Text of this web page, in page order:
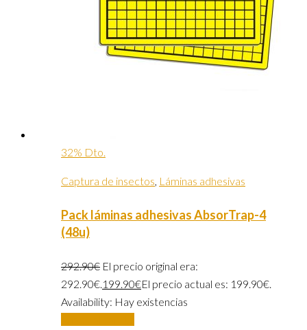
32% Dto.
Captura de insectos, Láminas adhesivas
Pack láminas adhesivas AbsorTrap-4
(48u)
292.90€ El precio original era:
292.90€.199.90€El precio actual es: 199.90€.
Availability: Hay existencias